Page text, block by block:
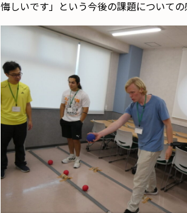
悔しいです」という今後の課題についての